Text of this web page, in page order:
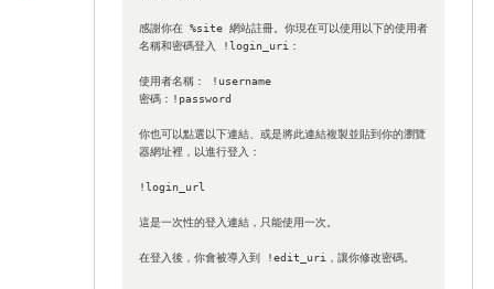
感謝你在 %site 網站註冊。你現在可以使用以下的使用者
名稱和密碼登入 !login_uri：
使用者名稱： !username
密碼：!password
你也可以點選以下連結、或是將此連結複製並貼到你的瀏覽
器網址裡，以進行登入：
!login_url
這是一次性的登入連結，只能使用一次。
在登入後，你會被導入到 !edit_uri，讓你修改密碼。